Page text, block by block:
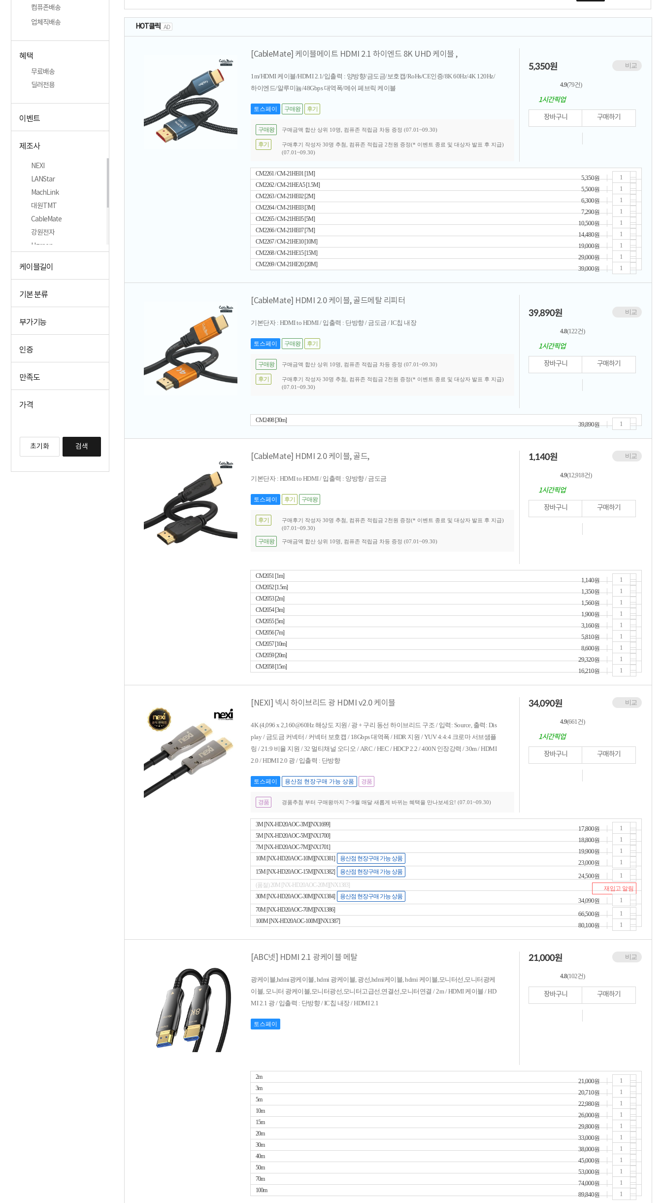
컴퓨존배송
업체직배송
혜택
무료배송
딜러전용
이벤트
제조사
NEXI
LANStar
MachLink
대원TMT
CableMate
강원전자
Ugreen
이지넷유비쿼터스
케이블길이
기본 분류
부가기능
인증
만족도
가격
초기화 검색
HOT클릭 AD
[CableMate] 케이블메이트 HDMI 2.1 하이엔드 8K UHD 케이블 ,
1m/HDMI 케이블/HDMI 2.1/입출력 : 양방향/금도금/보호캡/RoHs/CE인증/8K 60Hz/4K 120Hz/
하이엔드/알루미늄/48Gbps 대역폭/메쉬 페브릭 케이블
토스페이 구매왕 후기
구매왕 구매금액 합산 상위 10명, 컴퓨존 적립금 차등 증정 (07.01~09.30)
후기
구매후기 작성자 30명 추첨, 컴퓨존 적립금 2천원 증정(* 이벤트 종료 및 대상자 발표 후 지급)
(07.01~09.30)
비교
5,350원
4.9(79건)
1시간픽업
장바구니 구매하기
CM2261 / CM-21HE01 [1M]
5,350원
CM2262 / CM-21HEA5 [1.5M]
5,500원
CM2263 / CM-21HE02 [2M]
6,300원
CM2264 / CM-21HE03 [3M]
7,290원
CM2265 / CM-21HE05 [5M]
10,500원
CM2266 / CM-21HE07 [7M]
14,480원
CM2267 / CM-21HE10 [10M]
19,000원
CM2268 / CM-21HE15 [15M]
29,000원
CM2269 / CM-21HE20 [20M]
39,000원
[CableMate] HDMI 2.0 케이블, 골드메탈 리피터
기본단자 : HDMI to HDMI / 입출력 : 단방향 / 금도금 / IC칩 내장
토스페이 구매왕 후기
구매왕 구매금액 합산 상위 10명, 컴퓨존 적립금 차등 증정 (07.01~09.30)
후기
구매후기 작성자 30명 추첨, 컴퓨존 적립금 2천원 증정(* 이벤트 종료 및 대상자 발표 후 지급)
(07.01~09.30)
비교
39,890원
4.8(122건)
1시간픽업
장바구니 구매하기
CM2498 [30m]
39,890원
[CableMate] HDMI 2.0 케이블, 골드,
기본단자 : HDMI to HDMI / 입출력 : 양방향 / 금도금
토스페이 후기 구매왕
후기
구매후기 작성자 30명 추첨, 컴퓨존 적립금 2천원 증정(* 이벤트 종료 및 대상자 발표 후 지급)
(07.01~09.30)
구매왕 구매금액 합산 상위 10명, 컴퓨존 적립금 차등 증정 (07.01~09.30)
비교
1,140원
4.9(12,918건)
1시간픽업
장바구니 구매하기
CM2051 [1m]
1,140원
CM2052 [1.5m]
1,350원
CM2053 [2m]
1,560원
CM2054 [3m]
1,900원
CM2055 [5m]
3,160원
CM2056 [7m]
5,810원
CM2057 [10m]
8,600원
CM2059 [20m]
29,320원
CM2058 [15m]
16,210원
[NEXI] 넥시 하이브리드 광 HDMI v2.0 케이블
4K (4,096 x 2,160@60Hz 해상도 지원 / 광 + 구리 동선 하이브리드 구조 / 입력: Source, 출력: Dis
play / 금도금 커넥터 / 커넥터 보호캡 / 18Gbps 대역폭 / HDR 지원 / YUV 4:4:4 크로마 서브샘플
링 / 21:9 비율 지원 / 32 멀티채널 오디오 / ARC / HEC / HDCP 2.2 / 400N 인장강력 / 30m / HDMI
2.0 / HDMI 2.0 광 / 입출력 : 단방향
토스페이 용산점 현장구매 가능 상품 경품
경품 경품추첨 부터 구매왕까지 7~9월 매달 새롭게 바뀌는 혜택을 만나보세요! (07.01~09.30)
비교
34,090원
4.9(661건)
1시간픽업
장바구니 구매하기
3M [NX-HD20AOC-3M][NX1699]
17,800원
5M [NX-HD20AOC-5M][NX1700]
18,800원
7M [NX-HD20AOC-7M][NX1701]
19,900원
10M [NX-HD20AOC-10M][NX1381]
용산점 현장구매 가능 상품
23,000원
15M [NX-HD20AOC-15M][NX1382]
용산점 현장구매 가능 상품
24,500원
(품절) 20M [NX-HD20AOC-20M][NX1383]
재입고 알림
30M [NX-HD20AOC-30M][NX1384]
용산점 현장구매 가능 상품
34,090원
70M [NX-HD20AOC-70M][NX1386]
66,500원
100M [NX-HD20AOC-100M][NX1387]
80,100원
[ABC넷] HDMI 2.1 광케이블 메탈
광케이블,hdmi광케이블, hdmi 광케이블, 광선,hdmi케이블, hdmi 케이블,모니터선,모니터광케
이블, 모니터 광케이블,모니터광선,모니터고급선,연결선,모니터연결 / 2m / HDMI 케이블 / HD
MI 2.1 광 / 입출력 : 단방향 / IC칩 내장 / HDMI 2.1
토스페이
비교
21,000원
4.8(102건)
장바구니 구매하기
2m
21,000원
3m
20,710원
5m
22,980원
10m
26,000원
15m
29,800원
20m
33,000원
30m
38,000원
40m
45,000원
50m
53,000원
70m
74,000원
100m
89,840원